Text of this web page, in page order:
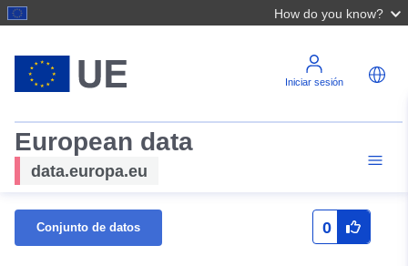
How do you know?
Iniciar sesión
European data
data.europa.eu
Conjunto de datos 0